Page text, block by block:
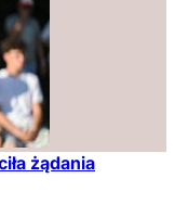
żądania